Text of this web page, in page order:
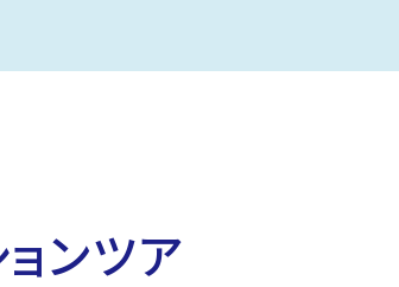
ンツア